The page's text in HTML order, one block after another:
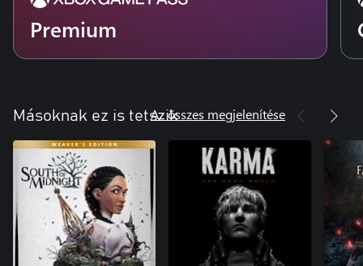
Premium
Másoknak ez is tetszikAz összes megjelenítése